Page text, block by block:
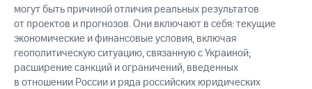
могут быть причиной отличия реальных результатов
от проектов и прогнозов. Они включают в себя: текущие
экономические и финансовые условия, включая
геополитическую ситуацию, связанную с Украиной;
расширение санкций и ограничений, введенных
в отношении России и ряда российских юридических